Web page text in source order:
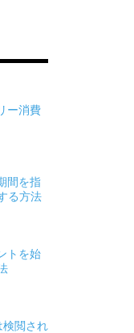
ー消費
間を指
る方法
トを始
検閲され